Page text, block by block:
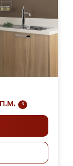
?